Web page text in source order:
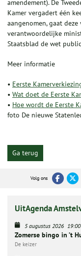
amendement). De
Kamer vergadert één
aangenomen, gaat
verantwoordelijke
Staatsblad de wet
Meer informatie
• Eerste
• Wat doet de Eerste
• Hoe wordt de Eerste
foto De nieuwe
Ga terug
Volg ons
UitAgenda
5 augustus 2026 19:00
Zomerse bingo in ’t
De keizer